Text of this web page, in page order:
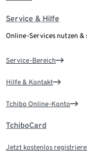
Service & Hilfe
Online-Services nutzen
Service-Bereich
Hilfe & Kontakt
Tchibo Online-Konto
TchiboCard
Jetzt kostenlos